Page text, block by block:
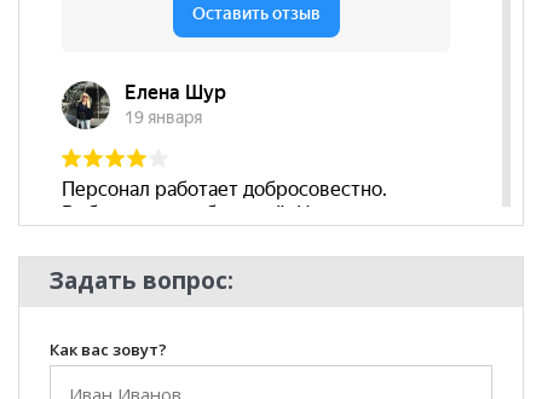
Задать вопрос:
Как вас зовут?